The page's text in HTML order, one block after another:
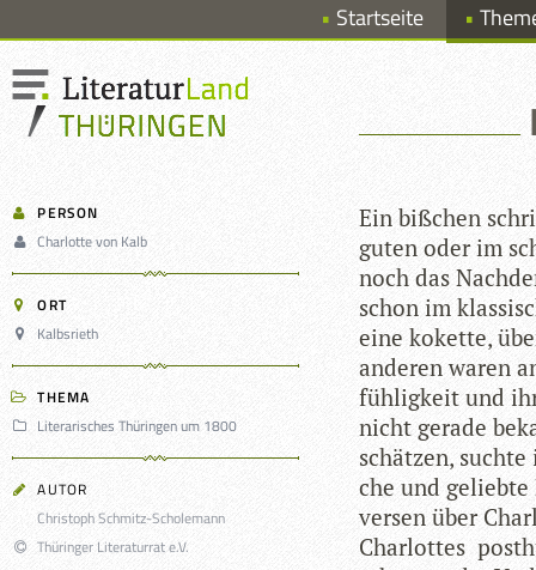
Startseite
PERSON
Charlotte von Kalb
ORT
Kalbsrieth
THEMA
Literarisches Thüringen um 1800
AUTOR
Christoph Schmitz-Scholemann
Thüringer Literaturrat e.V.
Ein biß­chen
guten oder im
noch das
schon im
eine kokette,
ande­ren waren
füh­lig­keit und
nicht gerade
schät­zen,
che und
ver­sen über
Char­lot­tes